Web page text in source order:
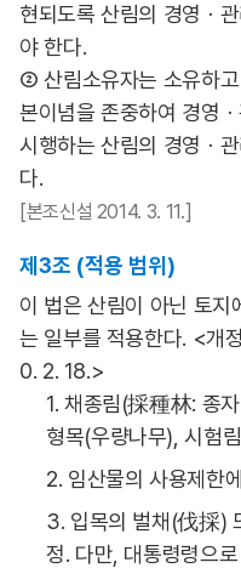
현되도록 산림의 경영ㆍ
야 한다.
② 산림소유자는 소유하고
본이념을 존중하여 경영
시행하는 산림의 경영ㆍ
다.
[본조신설 2014. 3. 11.]
제3조 (적용 범위)
이 법은 산림이 아닌 토지
는 일부를 적용한다. <개
0. 2. 18.>
1. 채종림(採種林: 종
형목(우량나무), 시험
2. 임산물의 사용제한
3. 입목의 벌채(伐採)
정. 다만, 대통령령으